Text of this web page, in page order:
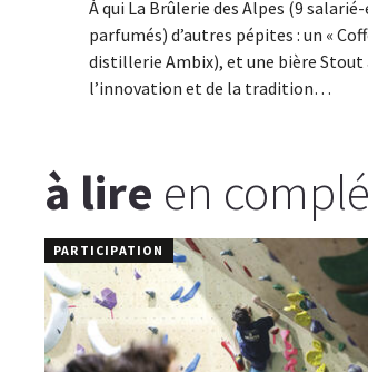
À qui La Brûlerie des Alpes (9
parfumés) d’autres pépites : un «
distillerie Ambix), et une bière Stout
l’innovation et de la tradition…
à lire en
PARTICIPATION